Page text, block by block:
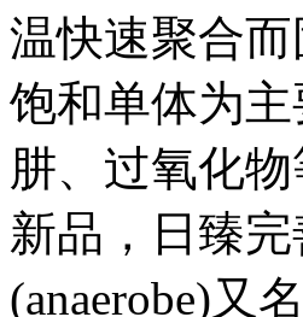
温快速聚合
饱和单体为
肼、过氧化
新品，日臻
(anaerobe)又